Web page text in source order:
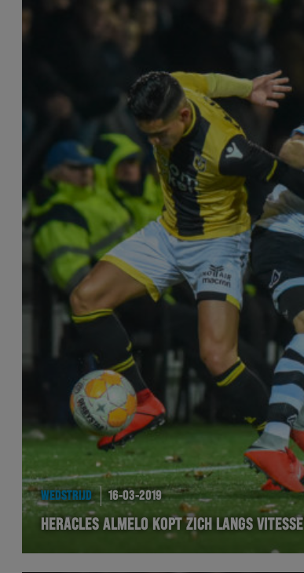
WEDSTRIJD 16-03-2019
HERACLES ALMELO KOPT ZICH LANGS VITESSE